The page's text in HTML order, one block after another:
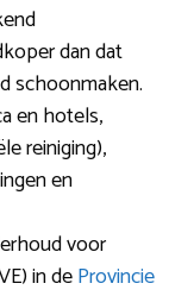
dan dat
schoonmaken.
en hotels,
reiniging),
en
voor
in deProvincie